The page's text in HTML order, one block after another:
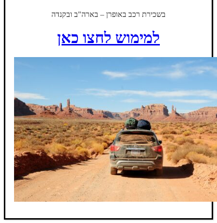
בשכירת רכב באופרן – בארה"ב ובקנדה
למימוש לחצו כאן